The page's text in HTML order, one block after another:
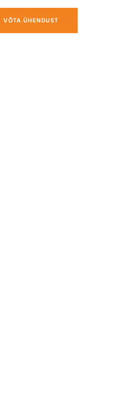
VÕTA ÜHENDUST